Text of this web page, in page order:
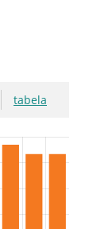
tabela